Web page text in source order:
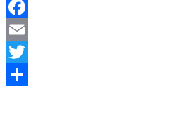
WhatsApp
Facebook
Email
Twitter